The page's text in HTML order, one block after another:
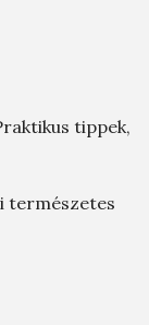
tippek,
természetes